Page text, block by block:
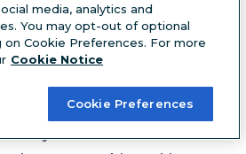
de vídeo para cambiar
son algunas de nuestras
permite editar y compartir
y vídeos directamente
media, analytics and
You may opt-out of optional
on Cookie Preferences. For more
Cookie Notice
Cookie Preferences